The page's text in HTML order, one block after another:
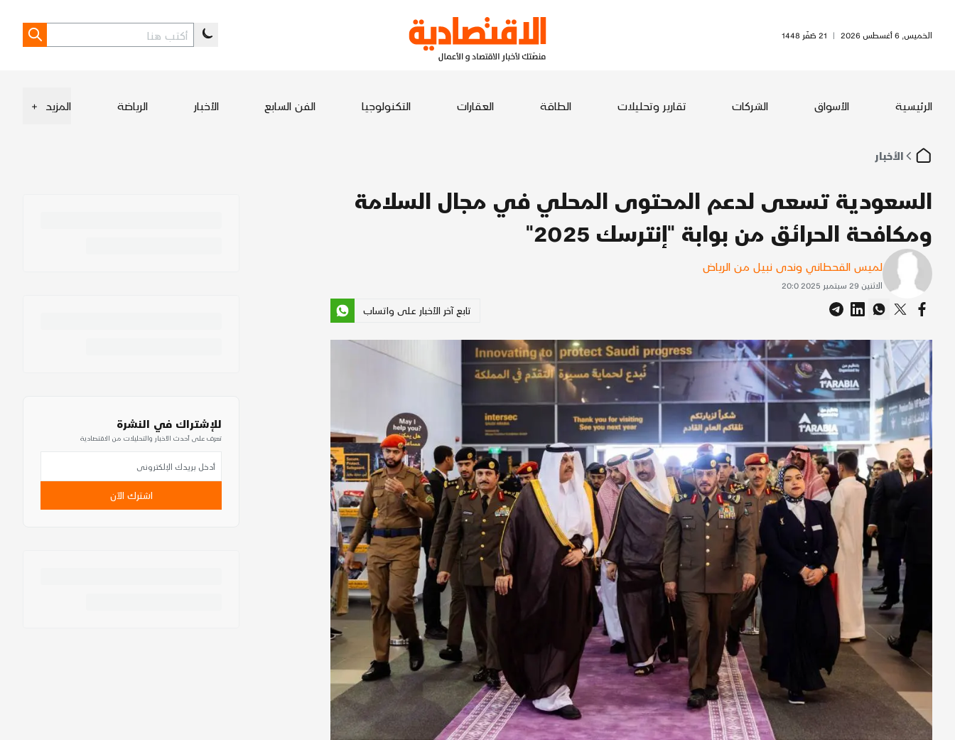
الخميس, 6 أغسطس 2026 | 21 صَفَر 1448
الرئيسية الأسواق الشركات تقارير وتحليلات الطاقة العقارات التكنولوجيا الفن السابع الأخبار الرياضة المزيد +
الأخبار
السعودية تسعى لدعم المحتوى المحلي في مجال السلامة
ومكافحة الحرائق من بوابة "إنترسك 2025"
لميس القحطاني وندى نبيل من الرياض
الاثنين 29 سبتمبر 2025 20:0
تابع آخر الأخبار على واتساب
للإشتراك في النشرة
تعرف على أحدث الأخبار والتحليلات من الاقتصادية
اشترك الآن